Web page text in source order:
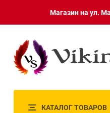
Магазин на ул.
КАТАЛОГ ТОВАРОВ